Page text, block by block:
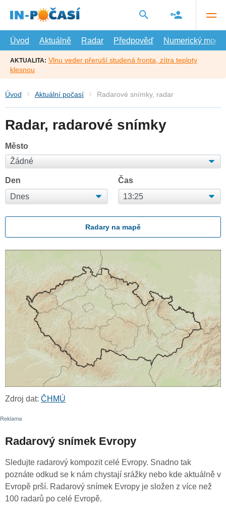
hlavní
Úvod
Aktuálně Radar Předpověď Numerický model
AKTUALITA: Vlnu veder přeruší studená fronta, zítra teploty
klesnou
Úvod Aktuální počasí Radarové snímky, radar
Radar, radarové snímky
Město
Den Čas
Radary na mapě
Zdroj dat: ČHMÚ
Radarový snímek Evropy
Sledujte radarový kompozit celé Evropy. Snadno tak
poznáte odkud se k nám chystají srážky nebo kde aktuálně v
Evropě prší. Radarový snímek Evropy je složen z více než
100 radarů po celé Evropě.